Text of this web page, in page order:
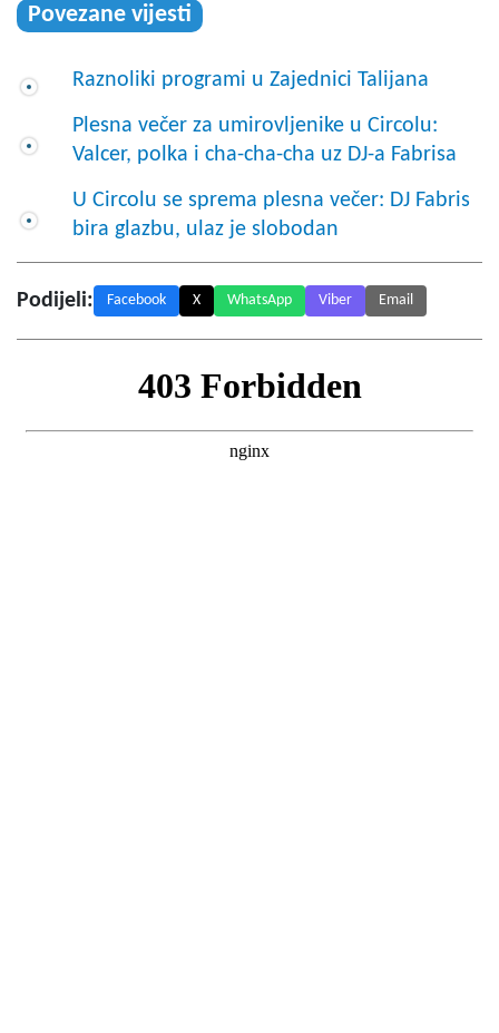
Povezane vijesti
Raznoliki programi u Zajednici Talijana
Plesna večer za umirovljenike u Circolu:
Valcer, polka i cha-cha-cha uz DJ-a Fabrisa
U Circolu se sprema plesna večer: DJ Fabris
bira glazbu, ulaz je slobodan
Podijeli: Facebook X WhatsApp Viber Email